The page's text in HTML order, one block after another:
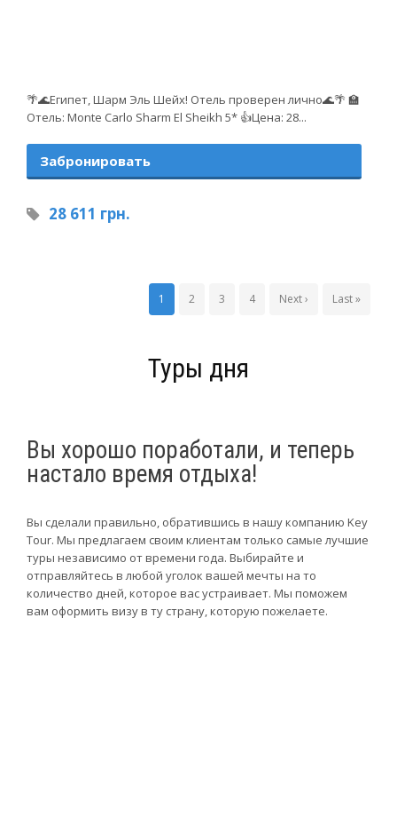
🌴🌊Египет, Шарм Эль Шейх! Отель проверен лично🌊🌴 🏫
Отель: Monte Carlo Sharm El Sheikh 5* 👍Цена: 28...
Забронировать
28 611 грн.
1 2 3 4 Next › Last »
Туры дня
Вы хорошо поработали, и теперь
настало время отдыха!
Вы сделали правильно, обратившись в нашу компанию Key
Tour. Мы предлагаем своим клиентам только самые лучшие
туры независимо от времени года. Выбирайте и
отправляйтесь в любой уголок вашей мечты на то
количество дней, которое вас устраивает. Мы поможем
вам оформить визу в ту страну, которую пожелаете.